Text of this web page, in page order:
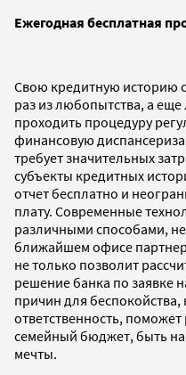
Ежегодная бесплатная
Свою кредитную историю
раз из любопытства, а еще
проходить процедуру
финансовую
требует значительных
субъекты кредитных
отчет бесплатно и
плату. Современные
различными способами,
ближайшем офисе
не только позволит
решение банка по заявке
причин для
ответственность,
семейный бюджет, быть на
мечты.